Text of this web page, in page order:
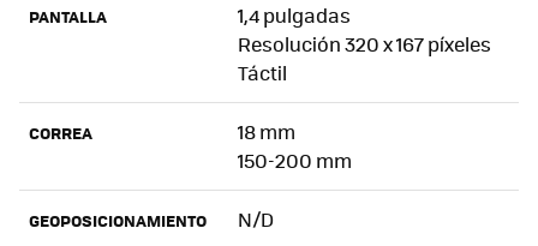
PANTALLA
1,4 pulgadas
Resolución 320 x 167 píxeles
Táctil
CORREA
18 mm
150-200 mm
GEOPOSICIONAMIENTO N/D